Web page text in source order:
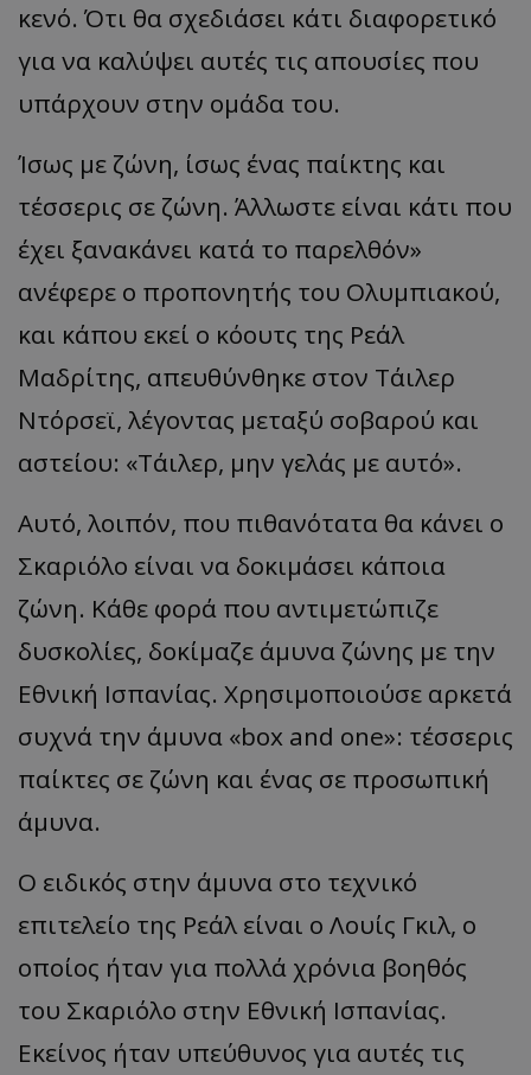
κενό. Ότι θα σχεδιάσει κάτι διαφορετικό
για να καλύψει αυτές τις απουσίες που
υπάρχουν στην ομάδα του.
Ίσως με ζώνη, ίσως ένας παίκτης και
τέσσερις σε ζώνη. Άλλωστε είναι κάτι που
έχει ξανακάνει κατά το παρελθόν»
ανέφερε ο προπονητής του Ολυμπιακού,
και κάπου εκεί ο κόουτς της Ρεάλ
Μαδρίτης, απευθύνθηκε στον Τάιλερ
Ντόρσεϊ, λέγοντας μεταξύ σοβαρού και
αστείου: «Τάιλερ, μην γελάς με αυτό».
Αυτό, λοιπόν, που πιθανότατα θα κάνει ο
Σκαριόλο είναι να δοκιμάσει κάποια
ζώνη. Κάθε φορά που αντιμετώπιζε
δυσκολίες, δοκίμαζε άμυνα ζώνης με την
Εθνική Ισπανίας. Χρησιμοποιούσε αρκετά
συχνά την άμυνα «box and one»: τέσσερις
παίκτες σε ζώνη και ένας σε προσωπική
άμυνα.
Ο ειδικός στην άμυνα στο τεχνικό
επιτελείο της Ρεάλ είναι ο Λουίς Γκιλ, ο
οποίος ήταν για πολλά χρόνια βοηθός
του Σκαριόλο στην Εθνική Ισπανίας.
Εκείνος ήταν υπεύθυνος για αυτές τις